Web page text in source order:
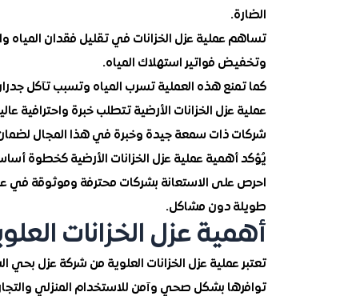
الضارة.
تساهم عملية عزل الخزانات في تقليل فقدان المياه
وتخفيض فواتير استهلاك المياه.
كما تمنع هذه العملية تسرب المياه وتسبب تآكل
عملية عزل الخزانات الأرضية تتطلب خبرة
شركات ذات سمعة جيدة وخبرة في هذا المجال لضمان
يُؤكد أهمية عملية عزل الخزانات الأرضية كخطوة
احرص على الاستعانة بشركات محترفة وموثوقة في
طويلة دون مشاكل.
أهمية عزل الخزانات
تعتبر عملية عزل الخزانات العلوية من شركة عزل
توافرها بشكل صحي وآمن للاستخدام المنزلي